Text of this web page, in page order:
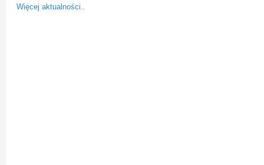
Więcej aktualności..